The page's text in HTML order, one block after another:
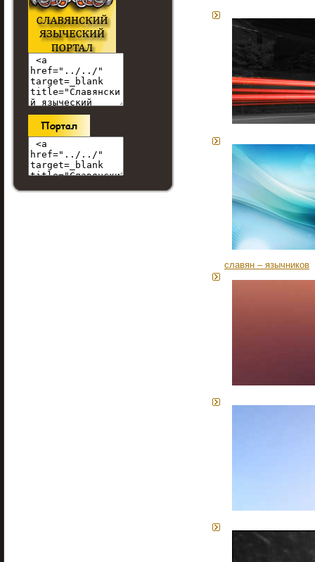
славян – язычников